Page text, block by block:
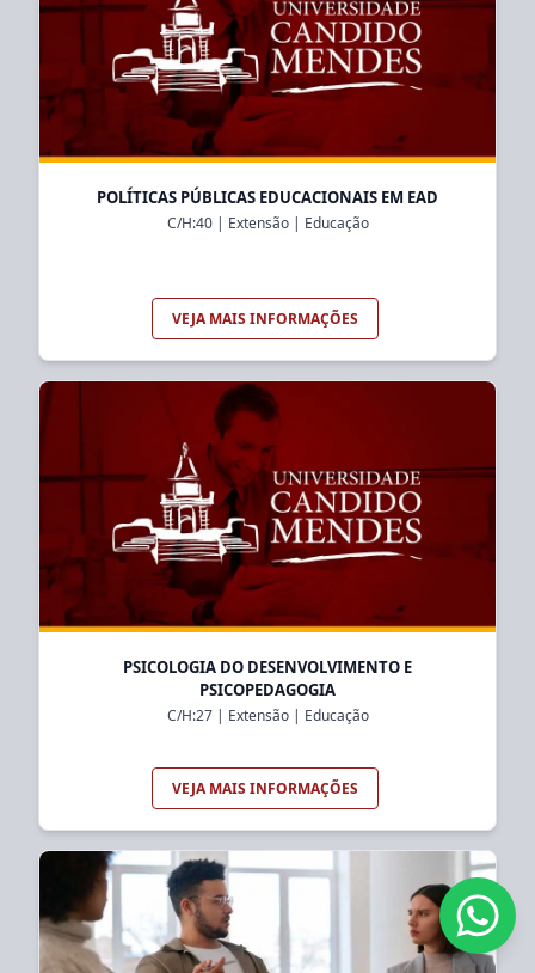
POLÍTICAS PÚBLICAS EDUCACIONAIS EM EAD
C/H:40| Extensão| Educação
VEJA MAIS INFORMAÇÕES
PSICOLOGIA DO DESENVOLVIMENTO E
PSICOPEDAGOGIA
C/H:27| Extensão| Educação
VEJA MAIS INFORMAÇÕES